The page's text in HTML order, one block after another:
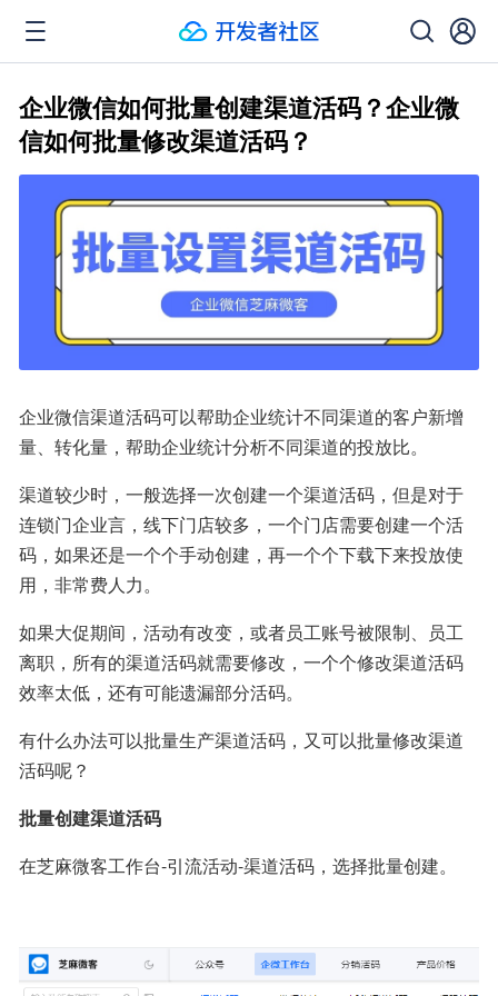
企业微信如何批量创建渠道活码？企业微
信如何批量修改渠道活码？
企业微信渠道活码可以帮助企业统计不同渠道的客户新增
量、转化量，帮助企业统计分析不同渠道的投放比。
渠道较少时，一般选择一次创建一个渠道活码，但是对于
连锁门企业言，线下门店较多，一个门店需要创建一个活
码，如果还是一个个手动创建，再一个个下载下来投放使
用，非常费人力。
如果大促期间，活动有改变，或者员工账号被限制、员工
离职，所有的渠道活码就需要修改，一个个修改渠道活码
效率太低，还有可能遗漏部分活码。
有什么办法可以批量生产渠道活码，又可以批量修改渠道
活码呢？
批量创建渠道活码
在芝麻微客工作台-引流活动-渠道活码，选择批量创建。